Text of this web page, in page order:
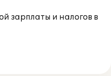
зарплаты и налогов в